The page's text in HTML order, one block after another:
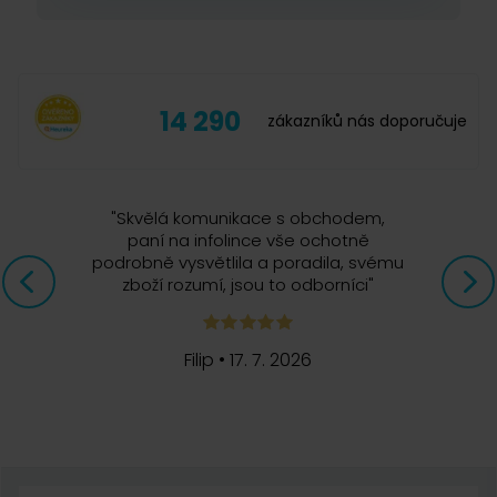
14 290 zákazníků nás doporučuje
"Skvělá komunikace s obchodem,
paní na infolince vše ochotně
podrobně vysvětlila a poradila, svému
zboží rozumí, jsou to odborníci"
Filip •17. 7. 2026